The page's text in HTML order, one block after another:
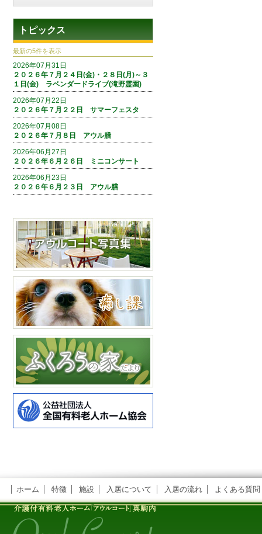
トピックス
最新の5件を表示
2026年07月31日
２０２６年７月２４日(金)・２８日(月)～３
１日(金) ラベンダードライブ(滝野霊園)
2026年07月22日
２０２６年７月２２日 サマーフェスタ
2026年07月08日
２０２６年７月８日 アウル膳
2026年06月27日
２０２６年６月２６日 ミニコンサート
2026年06月23日
２０２６年６月２３日 アウル膳
ホーム 特徴 施設 入居について 入居の流れ よくある質問